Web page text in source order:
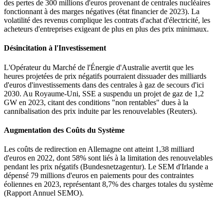
des pertes de 300 millions d'euros provenant de centrales nucléaires
fonctionnant à des marges négatives (état financier de 2023). La
volatilité des revenus complique les contrats d'achat d'électricité, les
acheteurs d'entreprises exigeant de plus en plus des prix minimaux.
Désincitation à l'Investissement
L'Opérateur du Marché de l'Énergie d'Australie avertit que les
heures projetées de prix négatifs pourraient dissuader des milliards
d'euros d'investissements dans des centrales à gaz de secours d'ici
2030. Au Royaume-Uni, SSE a suspendu un projet de gaz de 1,2
GW en 2023, citant des conditions "non rentables" dues à la
cannibalisation des prix induite par les renouvelables (Reuters).
Augmentation des Coûts du Système
Les coûts de redirection en Allemagne ont atteint 1,38 milliard
d'euros en 2022, dont 58% sont liés à la limitation des renouvelables
pendant les prix négatifs (Bundesnetzagentur). Le SEM d'Irlande a
dépensé 79 millions d'euros en paiements pour des contraintes
éoliennes en 2023, représentant 8,7% des charges totales du système
(Rapport Annuel SEMO).